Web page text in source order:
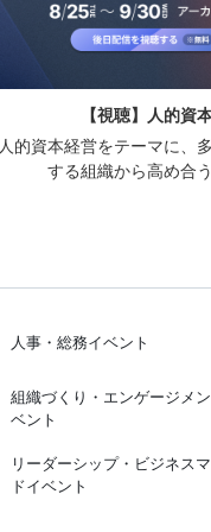
【視聴】人的資
人的資本経営をテーマに、
する組織から高め合
人事・総務イベント
組織づくり・エンゲージメ
ベント
リーダーシップ・ビジネス
ドイベント